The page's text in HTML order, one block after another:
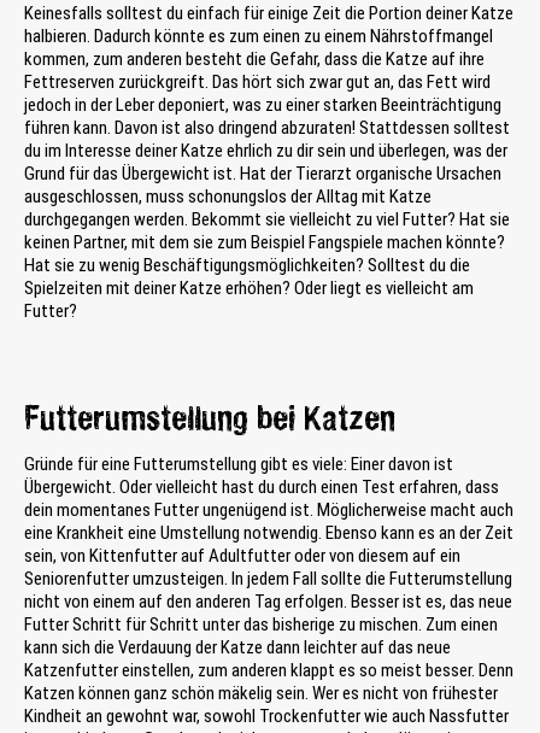
Keinesfalls solltest du einfach für einige Zeit die Portion deiner Katze
halbieren. Dadurch könnte es zum einen zu einem Nährstoffmangel
kommen, zum anderen besteht die Gefahr, dass die Katze auf ihre
Fettreserven zurückgreift. Das hört sich zwar gut an, das Fett wird
jedoch in der Leber deponiert, was zu einer starken Beeinträchtigung
führen kann. Davon ist also dringend abzuraten! Stattdessen solltest
du im Interesse deiner Katze ehrlich zu dir sein und überlegen, was der
Grund für das Übergewicht ist. Hat der Tierarzt organische Ursachen
ausgeschlossen, muss schonungslos der Alltag mit Katze
durchgegangen werden. Bekommt sie vielleicht zu viel Futter? Hat sie
keinen Partner, mit dem sie zum Beispiel Fangspiele machen könnte?
Hat sie zu wenig Beschäftigungsmöglichkeiten? Solltest du die
Spielzeiten mit deiner Katze erhöhen? Oder liegt es vielleicht am
Futter?
Futterumstellung bei Katzen
Gründe für eine Futterumstellung gibt es viele: Einer davon ist
Übergewicht. Oder vielleicht hast du durch einen Test erfahren, dass
dein momentanes Futter ungenügend ist. Möglicherweise macht auch
eine Krankheit eine Umstellung notwendig. Ebenso kann es an der Zeit
sein, von Kittenfutter auf Adultfutter oder von diesem auf ein
Seniorenfutter umzusteigen. In jedem Fall sollte die Futterumstellung
nicht von einem auf den anderen Tag erfolgen. Besser ist es, das neue
Futter Schritt für Schritt unter das bisherige zu mischen. Zum einen
kann sich die Verdauung der Katze dann leichter auf das neue
Katzenfutter einstellen, zum anderen klappt es so meist besser. Denn
Katzen können ganz schön mäkelig sein. Wer es nicht von frühester
Kindheit an gewohnt war, sowohl Trockenfutter wie auch Nassfutter